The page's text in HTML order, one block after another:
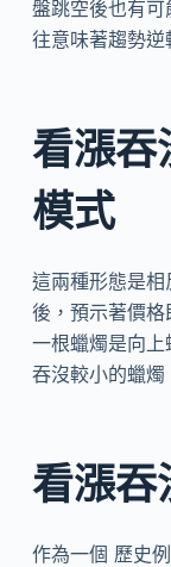
盤跳空後也有
往意味著趨勢逆
看漲吞
模式
這兩種形態是
後，預示著價
一根蠟燭是向
吞沒較小的蠟燭
看漲吞
作為一個 歷史